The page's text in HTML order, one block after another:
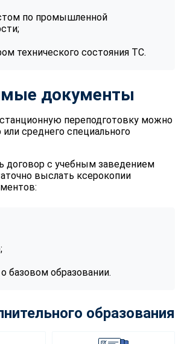
по промышленной
технического состояния ТС.
документы
переподготовку можно
среднего специального
договор с учебным заведением
выслать ксерокопии
базовом образовании.
образования